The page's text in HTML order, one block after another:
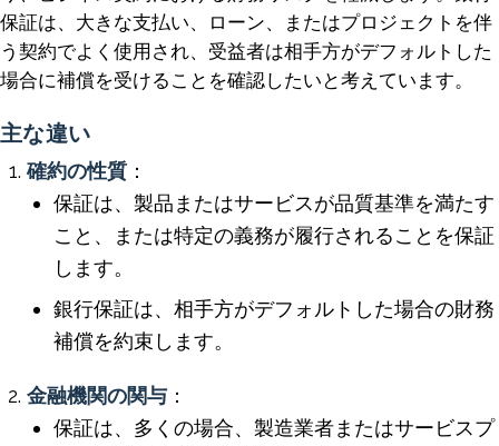
保証は、大きな支払い、ローン、またはプロジェクトを伴
う契約でよく使用され、受益者は相手方がデフォルトした
場合に補償を受けることを確認したいと考えています。
主な違い
確約の性質 ：
保証は、製品またはサービスが品質基準を満たす
こと、または特定の義務が履行されることを保証
します。
銀行保証は、相手方がデフォルトした場合の財務
補償を約束します。
金融機関の関与 ：
保証は、多くの場合、製造業者またはサービスプ